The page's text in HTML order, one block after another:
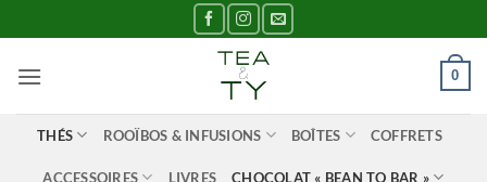
au
contenu
0
THÉS ROOÏBOS & INFUSIONS BOÎTES COFFRETS
ACCESSOIRES LIVRES CHOCOLAT « BEAN TO BAR »